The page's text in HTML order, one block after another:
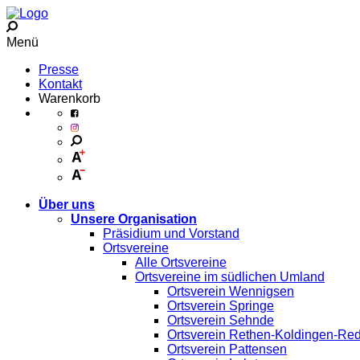
Menü
Presse
Kontakt
Warenkorb
Über uns
Unsere Organisation
Präsidium und Vorstand
Ortsvereine
Alle Ortsvereine
Ortsvereine im südlichen Umland
Ortsverein Wennigsen
Ortsverein Springe
Ortsverein Sehnde
Ortsverein Rethen-Koldingen-
Ortsverein Pattensen